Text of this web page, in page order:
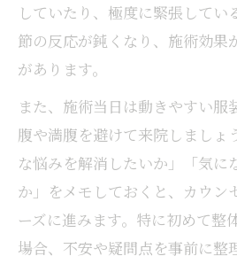
していたり、極度に緊張してい
節の反応が鈍くなり、施術効果
があります。
また、施術当日は動きやすい服
腹や満腹を避けて来院しましょ
な悩みを解消したいか」「気に
か」をメモしておくと、カウン
ーズに進みます。特に初めて整
場合、不安や疑問点を事前に整